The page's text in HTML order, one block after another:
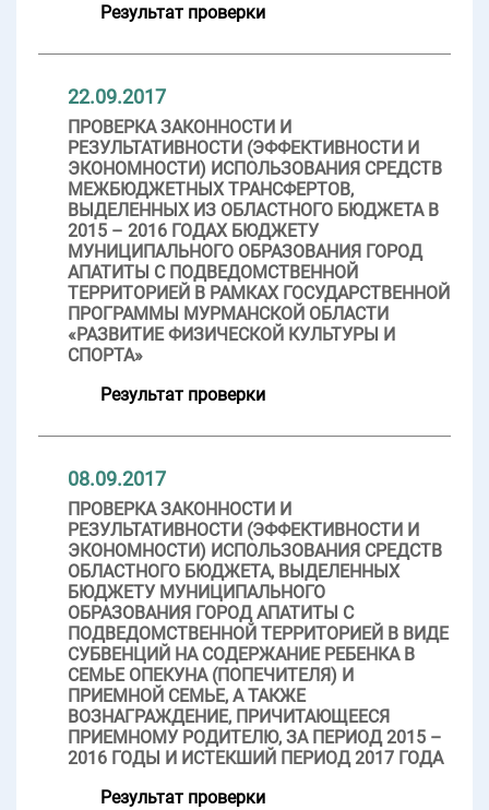
Результат проверки
22.09.2017
ПРОВЕРКА ЗАКОННОСТИ И
РЕЗУЛЬТАТИВНОСТИ (ЭФФЕКТИВНОСТИ И
ЭКОНОМНОСТИ) ИСПОЛЬЗОВАНИЯ СРЕДСТВ
МЕЖБЮДЖЕТНЫХ ТРАНСФЕРТОВ,
ВЫДЕЛЕННЫХ ИЗ ОБЛАСТНОГО БЮДЖЕТА В
2015 – 2016 ГОДАХ БЮДЖЕТУ
МУНИЦИПАЛЬНОГО ОБРАЗОВАНИЯ ГОРОД
АПАТИТЫ С ПОДВЕДОМСТВЕННОЙ
ТЕРРИТОРИЕЙ В РАМКАХ ГОСУДАРСТВЕННОЙ
ПРОГРАММЫ МУРМАНСКОЙ ОБЛАСТИ
«РАЗВИТИЕ ФИЗИЧЕСКОЙ КУЛЬТУРЫ И
СПОРТА»
Результат проверки
08.09.2017
ПРОВЕРКА ЗАКОННОСТИ И
РЕЗУЛЬТАТИВНОСТИ (ЭФФЕКТИВНОСТИ И
ЭКОНОМНОСТИ) ИСПОЛЬЗОВАНИЯ СРЕДСТВ
ОБЛАСТНОГО БЮДЖЕТА, ВЫДЕЛЕННЫХ
БЮДЖЕТУ МУНИЦИПАЛЬНОГО
ОБРАЗОВАНИЯ ГОРОД АПАТИТЫ С
ПОДВЕДОМСТВЕННОЙ ТЕРРИТОРИЕЙ В ВИДЕ
СУБВЕНЦИЙ НА СОДЕРЖАНИЕ РЕБЕНКА В
СЕМЬЕ ОПЕКУНА (ПОПЕЧИТЕЛЯ) И
ПРИЕМНОЙ СЕМЬЕ, А ТАКЖЕ
ВОЗНАГРАЖДЕНИЕ, ПРИЧИТАЮЩЕЕСЯ
ПРИЕМНОМУ РОДИТЕЛЮ, ЗА ПЕРИОД 2015 –
2016 ГОДЫ И ИСТЕКШИЙ ПЕРИОД 2017 ГОДА
Результат проверки